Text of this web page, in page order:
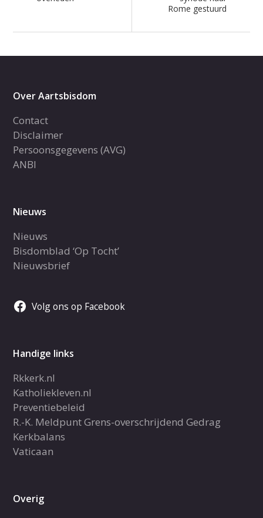
Rome gestuurd
Over Aartsbisdom
Contact
Disclaimer
Persoonsgegevens (AVG)
ANBI
Nieuws
Nieuws
Bisdomblad ‘Op Tocht’
Nieuwsbrief
Volg ons op Facebook
Handige links
Rkkerk.nl
Katholiekleven.nl
Preventiebeleid
R.-K. Meldpunt Grens-overschrijdend Gedrag
Kerkbalans
Vaticaan
Overig